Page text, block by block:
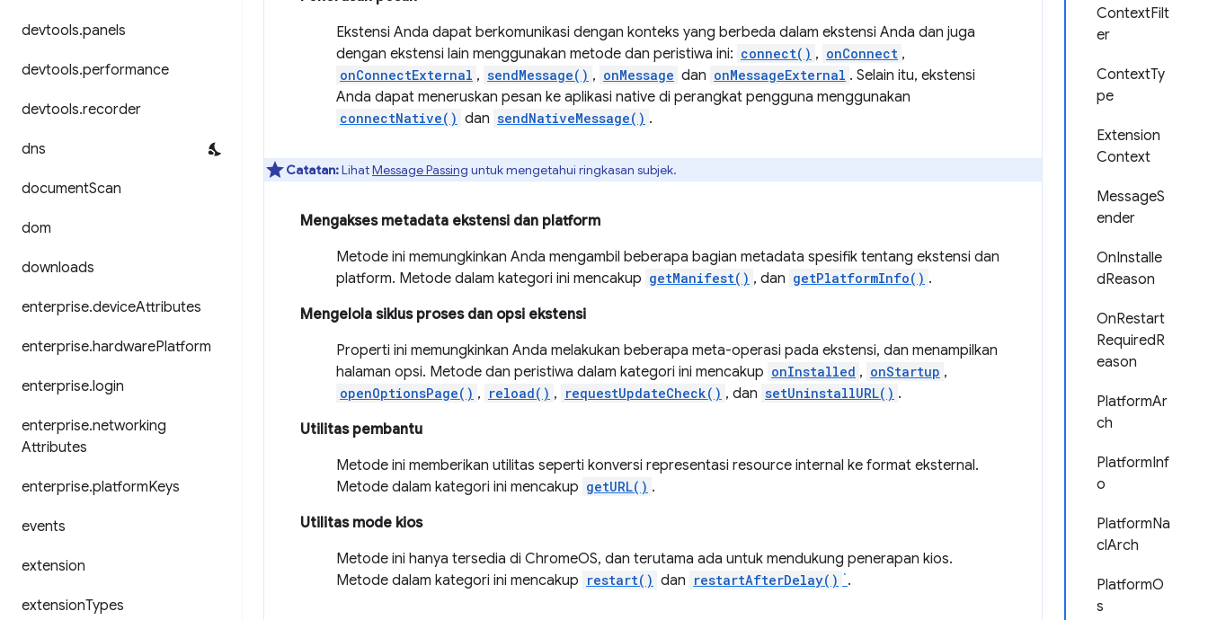
devtools.panels
devtools.performance
devtools.recorder
dns
documentScan
dom
downloads
enterprise.deviceAttributes
enterprise.hardwarePlatform
enterprise.login
enterprise.networking
Attributes
enterprise.platformKeys
events
extension
extensionTypes
ContextFilt
er
ContextTy
pe
Extension
Context
MessageS
ender
OnInstalle
dReason
OnRestart
RequiredR
eason
PlatformAr
ch
PlatformInf
o
PlatformNa
clArch
PlatformO
s
Ekstensi Anda dapat berkomunikasi dengan konteks yang berbeda dalam ekstensi Anda dan juga
dengan ekstensi lain menggunakan metode dan peristiwa ini: connect() , onConnect ,
onConnectExternal , sendMessage() , onMessage dan onMessageExternal . Selain itu, ekstensi
Anda dapat meneruskan pesan ke aplikasi native di perangkat pengguna menggunakan
connectNative() dan sendNativeMessage() .
Catatan:LihatMessage Passing untuk mengetahui ringkasan subjek.
Mengakses metadata ekstensi dan platform
Metode ini memungkinkan Anda mengambil beberapa bagian metadata spesifik tentang ekstensi dan
platform. Metode dalam kategori ini mencakup getManifest() , dan getPlatformInfo() .
Mengelola siklus proses dan opsi ekstensi
Properti ini memungkinkan Anda melakukan beberapa meta-operasi pada ekstensi, dan menampilkan
halaman opsi. Metode dan peristiwa dalam kategori ini mencakup onInstalled , onStartup ,
openOptionsPage() , reload() , requestUpdateCheck() , dan setUninstallURL() .
Utilitas pembantu
Metode ini memberikan utilitas seperti konversi representasi resource internal ke format eksternal.
Metode dalam kategori ini mencakup getURL() .
Utilitas mode kios
Metode ini hanya tersedia di ChromeOS, dan terutama ada untuk mendukung penerapan kios.
Metode dalam kategori ini mencakup restart() dan restartAfterDelay() `.